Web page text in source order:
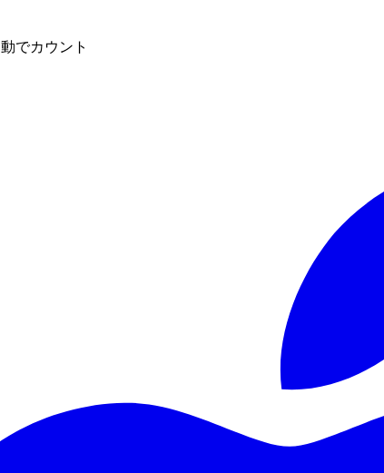
でカウント